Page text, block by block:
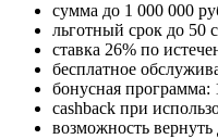
сумма до 1 000 000
льготный срок до 50
ставка 26% по
бесплатное
бонусная программа:
cashback при
возможность